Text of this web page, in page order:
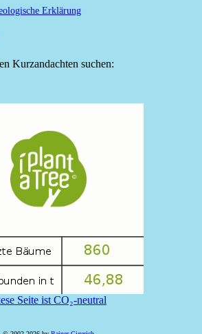
Erklärung
Kurzandachten suchen:
Seite ist CO₂-neutral